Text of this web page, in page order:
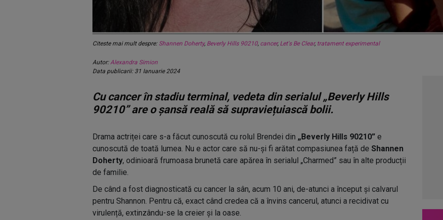
Citeste mai mult despre: Shannen Doherty, Beverly Hills 90210, cancer, Let's Be Clear, tratament experimental
Autor:Alexandra Simion
Data publicarii: 31 Ianuarie 2024
Cu cancer în stadiu terminal, vedeta din serialul „Beverly Hills
90210” are o șansă reală să supraviețuiască bolii.
Drama actriței care s-a făcut cunoscută cu rolul Brendei din „Beverly Hills 90210” e
cunoscută de toată lumea. Nu e actor care să nu-și fi arătat compasiunea față de Shannen
Doherty, odinioară frumoasa brunetă care apărea în serialul „Charmed” sau în alte producții
de familie.
De când a fost diagnosticată cu cancer la sân, acum 10 ani, de-atunci a început și calvarul
pentru Shannon. Pentru că, exact când credea că a învins cancerul, atunci a recidivat cu
virulență, extinzându-se la creier și la oase.